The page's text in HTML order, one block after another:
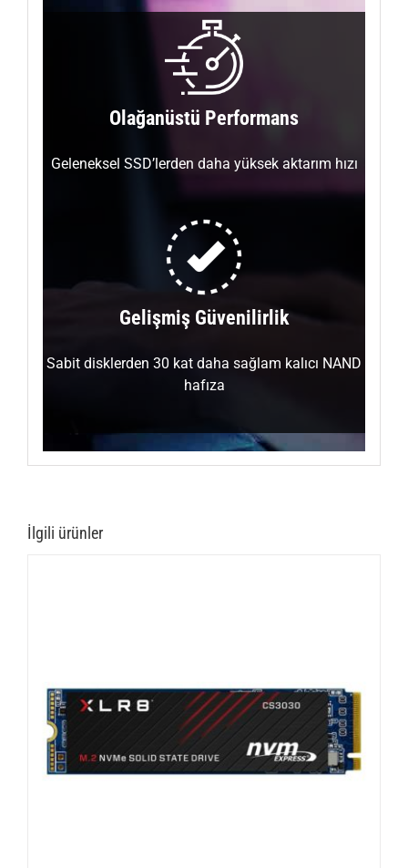
Olağanüstü Performans
Geleneksel SSD’lerden daha yüksek aktarım hızı
Gelişmiş Güvenilirlik
Sabit disklerden 30 kat daha sağlam kalıcı NAND
hafıza
İlgili ürünler